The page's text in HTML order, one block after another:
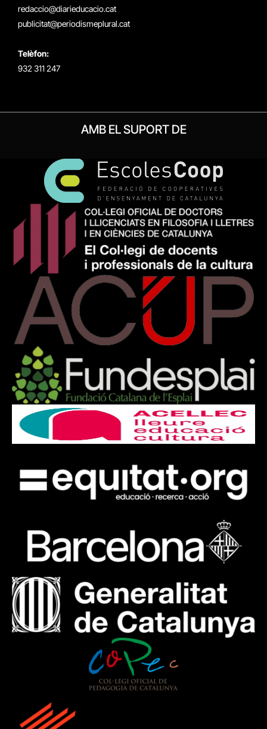
redaccio@diarieducacio.cat
publicitat@periodismeplural.cat
Telèfon:
932 311 247
AMB EL SUPORT DE